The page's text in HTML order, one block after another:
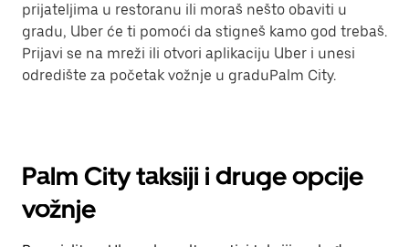
prijateljima u restoranu ili moraš nešto obaviti u
gradu, Uber će ti pomoći da stigneš kamo god trebaš.
Prijavi se na mreži ili otvori aplikaciju Uber i unesi
odredište za početak vožnje u graduPalm City.
Palm City taksiji i druge opcije
vožnje